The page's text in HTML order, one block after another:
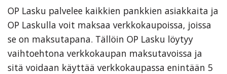
OP Lasku palvelee kaikkien pankkien asiakkaita ja
OP Laskulla voit maksaa verkkokaupoissa, joissa
se on maksutapana. Tällöin OP Lasku löytyy
vaihtoehtona verkkokaupan maksutavoissa ja
sitä voidaan käyttää verkkokaupassa enintään 5